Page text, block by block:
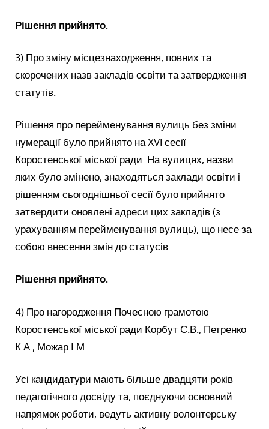
Рішення прийнято.
3) Про зміну місцезнаходження, повних та
скорочених назв закладів освіти та затвердження
статутів.
Рішення про перейменування вулиць без зміни
нумерації було прийнято на XVI сесії
Коростенської міської ради. На вулицях, назви
яких було змінено, знаходяться заклади освіти і
рішенням сьогоднішньої сесії було прийнято
затвердити оновлені адреси цих закладів (з
урахуванням перейменування вулиць), що несе за
собою внесення змін до статусів.
Рішення прийнято.
4) Про нагородження Почесною грамотою
Коростенської міської ради Корбут С.В., Петренко
К.А., Можар І.М.
Усі кандидатури мають більше двадцяти років
педагогічного досвіду та, поєднуючи основний
напрямок роботи, ведуть активну волонтерську